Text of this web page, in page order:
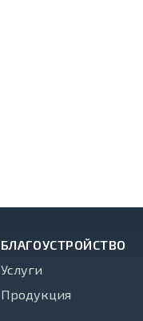
БЛАГОУСТРОЙСТВО
Услуги
Продукция